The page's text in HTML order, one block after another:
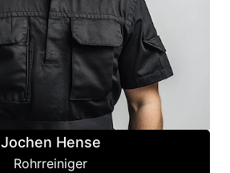
Jochen Hense
Rohrreiniger